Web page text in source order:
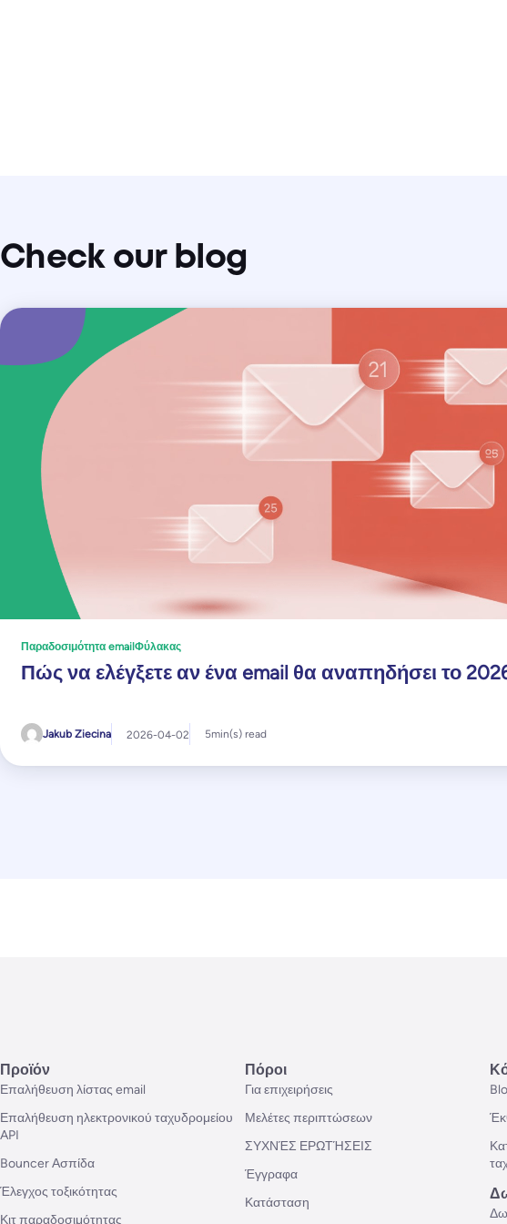
Check our blog
Παραδοσιμότητα email Φύλακας
Πώς να ελέγξετε αν ένα email θα αναπηδήσει το
Jakub Ziecina 2026-04-02 5min(s) read
Προϊόν
Επαλήθευση λίστας email
Επαλήθευση ηλεκτρονικού ταχυδρομείου
API
Bouncer Ασπίδα
Έλεγχος τοξικότητας
Κιτ παραδοσιμότητας
Πόροι
Για επιχειρήσεις
Μελέτες περιπτώσεων
ΣΥΧΝΈΣ ΕΡΩΤΉΣΕΙΣ
Έγγραφα
Κατάσταση